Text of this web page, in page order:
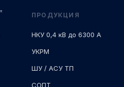
ПРОДУКЦИЯ
НКУ 0,4 кВ до 6300 А
УКРМ
ШУ / АСУ ТП
СОПТ